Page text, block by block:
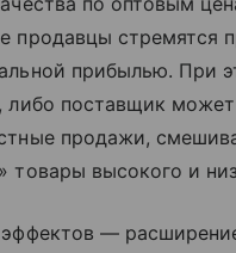
продавцы стремятся
прибылью. При
либо поставщик
продажи,
товары высокого и
—